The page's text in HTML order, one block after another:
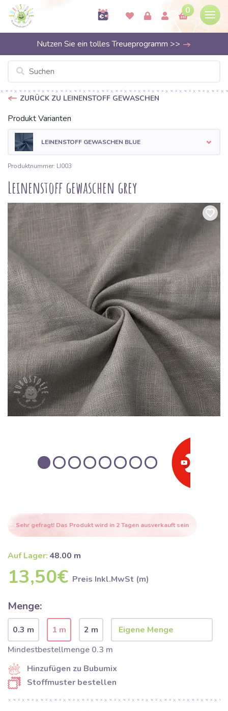
0
Nutzen Sie ein tolles Treueprogramm >>
ZURÜCK ZU LEINENSTOFF GEWASCHEN
Produkt Varianten
LEINENSTOFF GEWASCHEN BLUE
Produktnummer: LI003
Leinenstoff gewaschen grey
Sehr gefragt! Das Produkt wird in 2 Tagen ausverkauft sein
Auf Lager: 48.00 m
13,50€ Preis Inkl.MwSt (m)
Menge:
0.3 m 1 m
2 m
Mindestbestellmenge 0.3 m
Hinzufügen zu Bubumix
Stoffmuster bestellen